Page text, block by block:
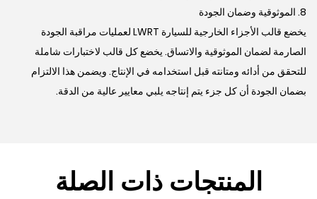
8. الموثوقية وضمان الجودة
يخضع قالب الأجزاء الخارجية للسيارة LWRT لعمليات مراقبة الجودة
الصارمة لضمان الموثوقية والاتساق. يخضع كل قالب لاختبارات شاملة
للتحقق من أدائه ومتانته قبل استخدامه في الإنتاج. ويضمن هذا الالتزام
بضمان الجودة أن كل جزء يتم إنتاجه يلبي معايير عالية من الدقة.
المنتجات ذات الصلة